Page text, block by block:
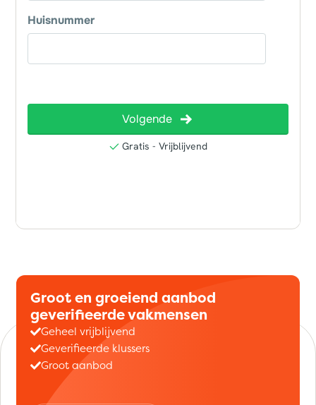
Groot en groeiend aanbod
geverifieerde vakmensen
Geheel vrijblijvend
Geverifieerde klussers
Groot aanbod